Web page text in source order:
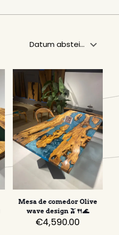
Mesa de comedor Olive
wave design 🫒🍴🌊
€4,590.00